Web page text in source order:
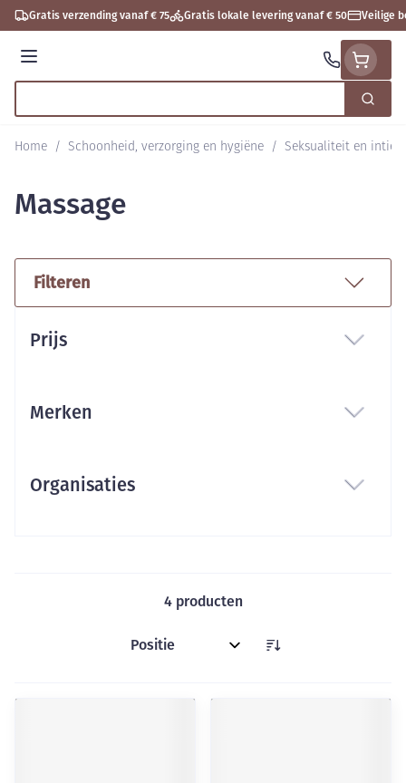
Ga naar de inhoud
Gratis verzending vanaf € 75 Gratis lokale levering vanaf € 50 Veilige
Menu
Zoek
Home / Schoonheid, verzorging en hygiëne / Seksualiteit en
Massage
Filteren
Prijs
Merken
Organisaties
4producten
Sorteer op: